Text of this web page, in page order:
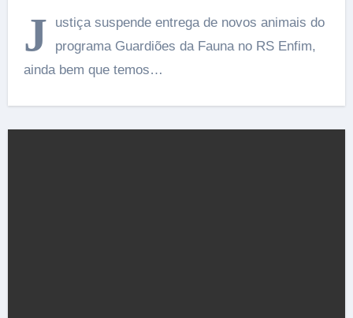
J
ustiça suspende entrega de novos animais do
programa Guardiões da Fauna no RS Enfim,
ainda bem que temos…